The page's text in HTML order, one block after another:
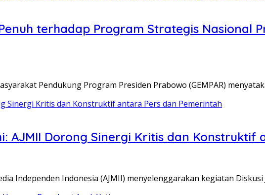
terhadap Program Strategis Nasional
Pendukung Program Presiden Prabowo (GEMPAR)
AJMII Dorong Sinergi Kritis dan
Independen Indonesia (AJMII) menyelenggarakan kegiatan